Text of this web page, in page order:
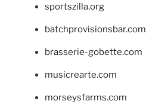
sportszilla.org
batchprovisionsbar.com
brasserie-gobette.com
musicrearte.com
morseysfarms.com